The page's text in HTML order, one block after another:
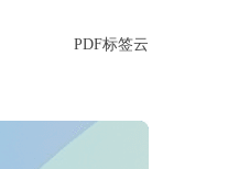
PDF标签云